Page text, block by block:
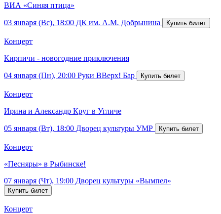
ВИА «Синяя птица»
03 января (Вс), 18:00 ДК им. А.М. Добрынина
Концерт
Кирпичи - новогодние приключения
04 января (Пн), 20:00 Руки ВВерх! Бар
Концерт
Ирина и Александр Круг в Угличе
05 января (Вт), 18:00 Дворец культуры УМР
Концерт
«Песняры» в Рыбинске!
07 января (Чт), 19:00 Дворец культуры «Вымпел»
Концерт